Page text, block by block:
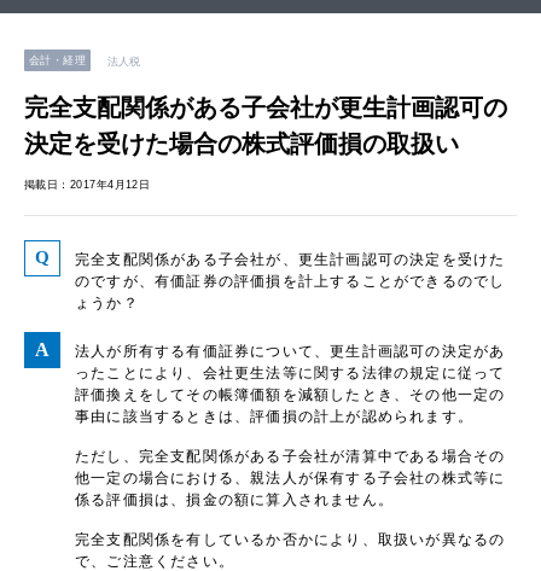
会計・経理 法人税
完全支配関係がある子会社が更生計画認可の
決定を受けた場合の株式評価損の取扱い
掲載日：2017年4月12日
完全支配関係がある子会社が、更生計画認可の決定を受けた
のですが、有価証券の評価損を計上することができるのでし
ょうか？
法人が所有する有価証券について、更生計画認可の決定があ
ったことにより、会社更生法等に関する法律の規定に従って
評価換えをしてその帳簿価額を減額したとき、その他一定の
事由に該当するときは、評価損の計上が認められます。
ただし、完全支配関係がある子会社が清算中である場合その
他一定の場合における、親法人が保有する子会社の株式等に
係る評価損は、損金の額に算入されません。
完全支配関係を有しているか否かにより、取扱いが異なるの
で、ご注意ください。